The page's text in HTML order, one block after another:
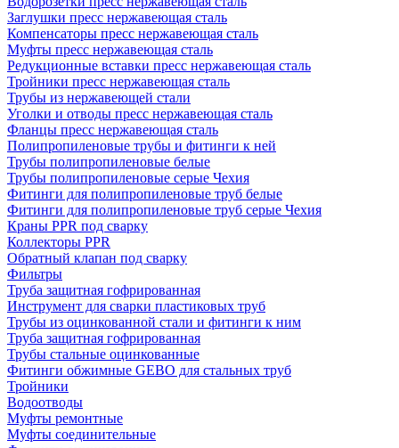
Заглушки пресс нержавеющая сталь
Компенсаторы пресс нержавеющая сталь
Муфты пресс нержавеющая сталь
Редукционные вставки пресс нержавеющая сталь
Тройники пресс нержавеющая сталь
Трубы из нержавеющей стали
Уголки и отводы пресс нержавеющая сталь
Фланцы пресс нержавеющая сталь
Полипропиленовые трубы и фитинги к ней
Трубы полипропиленовые белые
Трубы полипропиленовые серые Чехия
Фитинги для полипропиленовые труб белые
Фитинги для полипропиленовые труб серые Чехия
Краны PPR под сварку
Коллекторы PPR
Обратный клапан под сварку
Фильтры
Труба защитная гофрированная
Инструмент для сварки пластиковых труб
Трубы из оцинкованной стали и фитинги к ним
Труба защитная гофрированная
Трубы стальные оцинкованные
Фитинги обжимные GEBO для стальных труб
Тройники
Водоотводы
Муфты ремонтные
Муфты соединительные